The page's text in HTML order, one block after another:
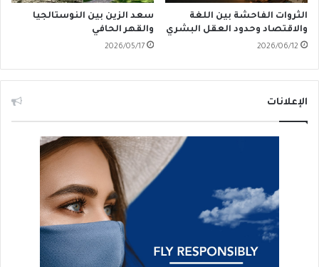
الثروات الفاحشة بين اللغة
والاقتصاد وحدود العقل البشري
2026/06/12
سعد الزين بين النوستالجيا
والقهر الحافي
2026/05/17
الإعلانات